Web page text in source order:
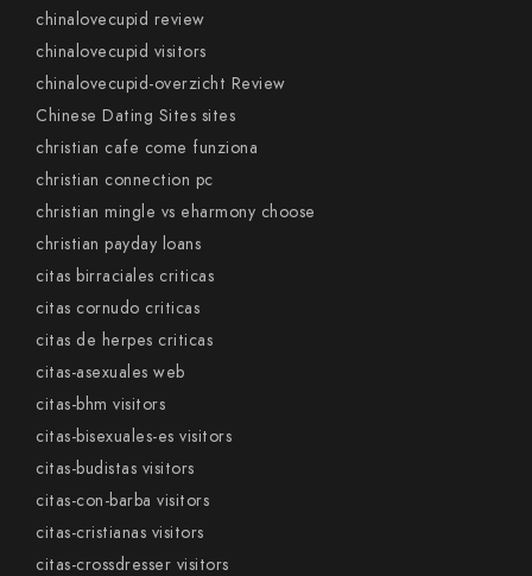
chinalovecupid review
chinalovecupid visitors
chinalovecupid-overzicht Review
Chinese Dating Sites sites
christian cafe come funziona
christian connection pc
christian mingle vs eharmony choose
christian payday loans
citas birraciales criticas
citas cornudo criticas
citas de herpes criticas
citas-asexuales web
citas-bhm visitors
citas-bisexuales-es visitors
citas-budistas visitors
citas-con-barba visitors
citas-cristianas visitors
citas-crossdresser visitors